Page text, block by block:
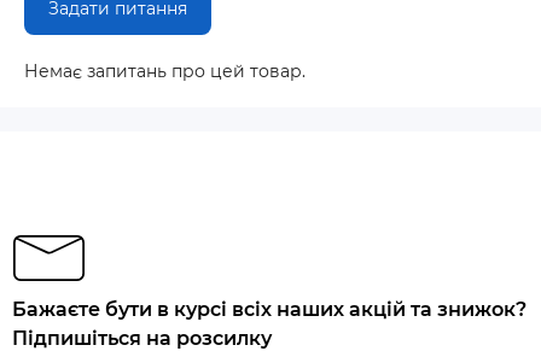
Задати питання
Немає запитань про цей товар.
Бажаєте бути в курсі всіх наших акцій та знижок?
Підпишіться на розсилку